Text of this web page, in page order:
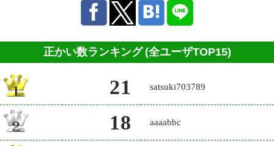
正かい数ランキング (全ユーザTOP15)
21 satsuki703789
18 aaaabbc